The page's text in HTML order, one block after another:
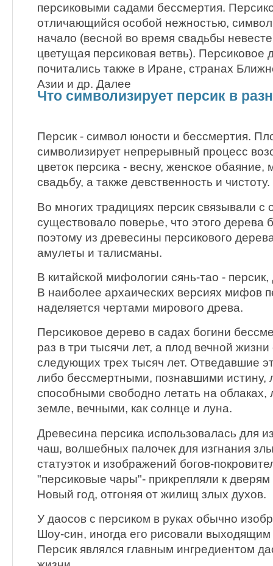
персиковыми садами бессмертия.
отличающийся особой нежностью,
начало (весной во время свадьбы
цветущая персиковая ветвь). Персиковое
почитались также в Иране, странах
Азии и др. Далее
Что символизирует персик в
Персик - символ юности и бессмертия.
символизирует непрерывный процесс
цветок персика - весну, женское обаяние,
свадьбу, а также девственность и чистоту.
Во многих традициях персик связывали с
существовало поверье, что этого дерева
поэтому из древесины персикового
амулеты и талисманы.
В китайской мифологии сянь-тао -
В наиболее архаических версиях мифов
наделяется чертами мирового древа.
Персиковое дерево в садах богини
раз в три тысячи лет, а плод вечной
следующих трех тысяч лет. Отведавшие
либо бессмертными, познавшими истину,
способными свободно летать на
земле, вечными, как солнце и луна.
Древесина персика использовалась для
чаш, волшебных палочек для изгнания
статуэток и изображений богов-
"персиковые чары"- прикрепляли к дверям
Новый год, отгоняя от жилищ злых духов.
У даосов с персиком в руках обычно
Шоу-син, иногда его рисовали выходящим
Персик являлся главным ингредиентом